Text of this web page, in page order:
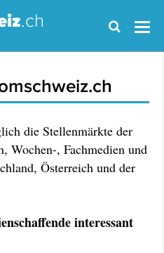
.ch
die Stellenmärkte der
Wochen-, Fachmedien und
Österreich und der
interessant